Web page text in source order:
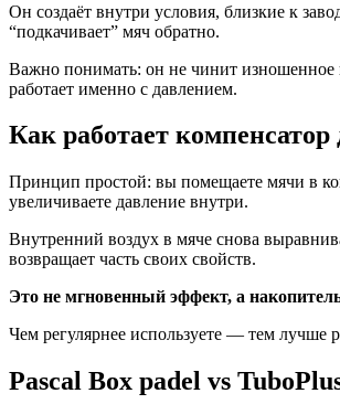
Он создаёт внутри условия, близкие к
“подкачивает” мяч обратно.
Важно понимать: он не чинит
работает именно с давлением.
Как работает компенсатор
Принцип простой: вы помещаете мячи в
увеличиваете давление внутри.
Внутренний воздух в мяче снова
возвращает часть своих свойств.
Это не мгновенный эффект, а
Чем регулярнее используете — тем лучше
Pascal Box padel vs